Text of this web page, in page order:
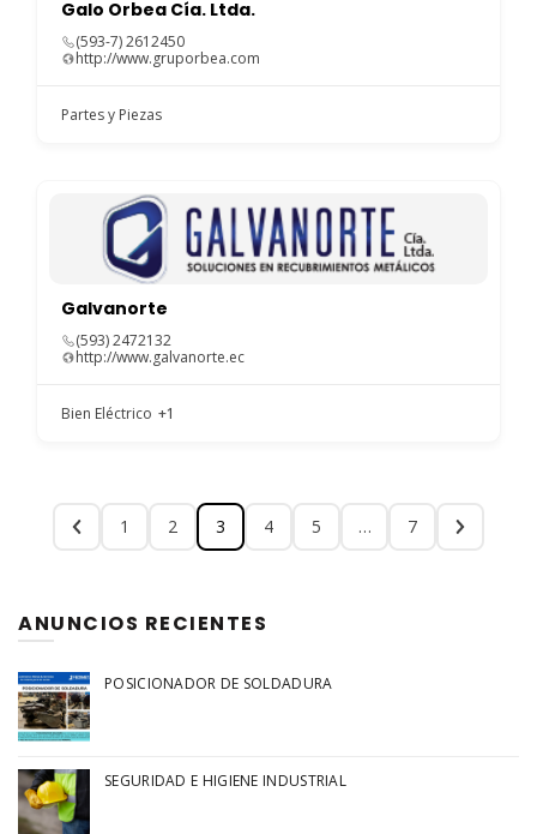
Galo Orbea Cía. Ltda.
(593-7) 2612450
http://www.gruporbea.com
Partes y Piezas
Galvanorte
(593) 2472132
http://www.galvanorte.ec
Bien Eléctrico +1
1 2 3 4 5 … 7
ANUNCIOS RECIENTES
POSICIONADOR DE SOLDADURA
SEGURIDAD E HIGIENE INDUSTRIAL